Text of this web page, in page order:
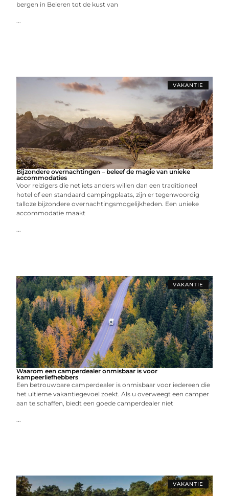
bergen in Beieren tot de kust van
...
VAKANTIE
Bijzondere overnachtingen – beleef de magie van unieke
accommodaties
Voor reizigers die net iets anders willen dan een traditioneel
hotel of een standaard campingplaats, zijn er tegenwoordig
talloze bijzondere overnachtingsmogelijkheden. Een unieke
accommodatie maakt
...
VAKANTIE
Waarom een camperdealer onmisbaar is voor
kampeerliefhebbers
Een betrouwbare camperdealer is onmisbaar voor iedereen die
het ultieme vakantiegevoel zoekt. Als u overweegt een camper
aan te schaffen, biedt een goede camperdealer niet
...
VAKANTIE